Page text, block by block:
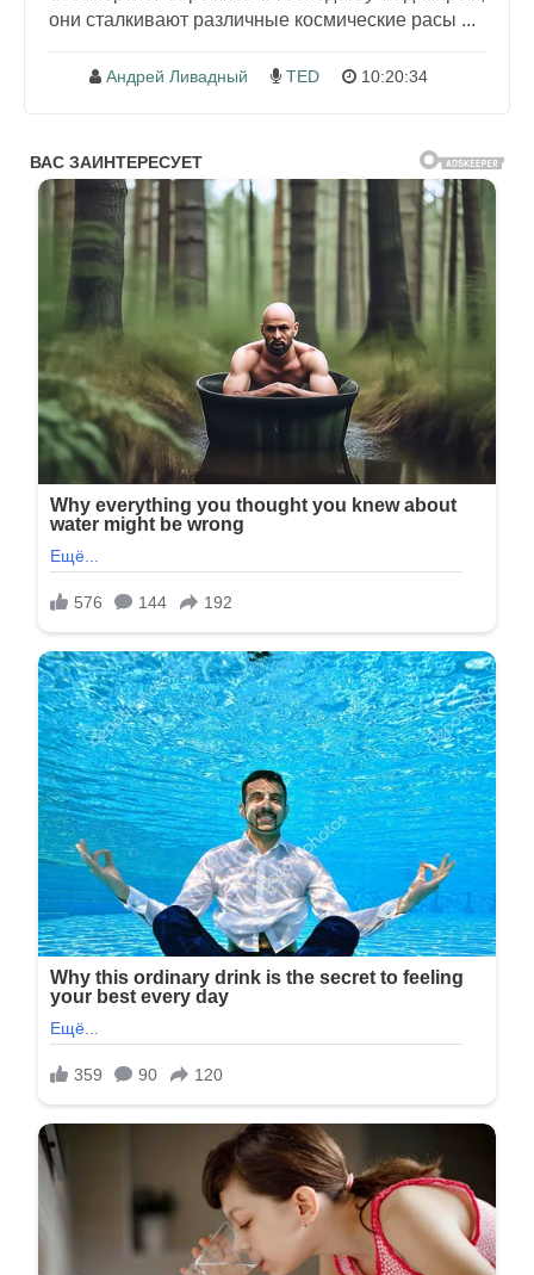
они сталкивают различные космические расы ...
Андрей Ливадный TED 10:20:34